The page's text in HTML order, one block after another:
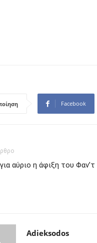
Facebook
αύριο η άφιξη του Φαν’τ
Adieksodos